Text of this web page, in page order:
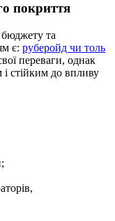
покриття
бюджету та
є: руберойд чи толь
переваги, однак
стійким до впливу